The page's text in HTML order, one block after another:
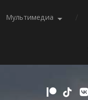
Мультимедиа